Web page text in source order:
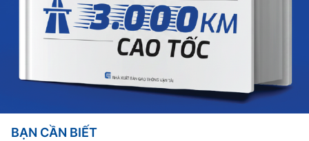
BẠN CẦN BIẾT